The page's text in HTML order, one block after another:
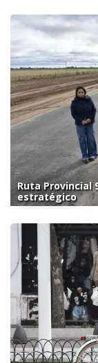
Ruta Provincial
estratégico